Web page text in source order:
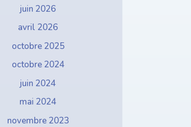
juin 2026
avril 2026
octobre 2025
octobre 2024
juin 2024
mai 2024
novembre 2023